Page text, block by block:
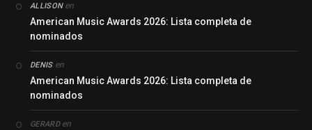
ALLISONen
American Music Awards 2026: Lista completa de
nominados
DENISen
American Music Awards 2026: Lista completa de
nominados
GERARDen